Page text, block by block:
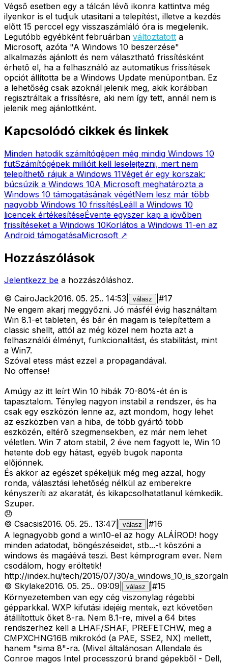
Végső esetben egy a tálcán lévő ikonra kattintva még
ilyenkor is el tudjuk utasítani a telepítést, illetve a kezdés
előtt 15 perccel egy visszaszámláló óra is megjelenik.
Legutóbb egyébként februárban változtatott a
Microsoft, azóta "A Windows 10 beszerzése"
alkalmazás ajánlott és nem választható frissítésként
érhető el, ha a felhasználó az automatikus frissítések
opciót állította be a Windows Update menüpontban. Ez
a lehetőség csak azoknál jelenik meg, akik korábban
regisztráltak a frissítésre, aki nem így tett, annál nem is
jelenik meg ajánlottként.
Kapcsolódó cikkek és linkek
Minden hatodik számítógépen még mindig Windows 10
futSzámítógépek millióit kell leselejtezni, mert nem
telepíthető rájuk a Windows 11Véget ér egy korszak:
búcsúzik a Windows 10A Microsoft meghatározta a
Windows 10 támogatásának végétNem lesz már több
nagyobb Windows 10 frissítésLeáll a Windows 10
licencek értékesítéseÉvente egyszer kap a jövőben
frissítéseket a Windows 10Korlátos a Windows 11-en az
Android támogatásaMicrosoft ↗
Hozzászólások
Jelentkezz be a hozzászóláshoz.
© CairoJack2016. 05. 25.. 14:53 válasz #17
Ne engem akarj meggyőzni. Jó másfél évig használtam
Win 8.1-et tableten, és bár én magam is telepítettem a
classic shellt, attól az még közel nem hozta azt a
felhasználói élményt, funkcionalitást, és stabilitást, mint
a Win7.
Szóval etess mást ezzel a propagandával.
No offense!
Amúgy az itt leírt Win 10 hibák 70-80%-ét én is
tapasztalom. Tényleg nagyon instabil a rendszer, és ha
csak egy eszközön lenne az, azt mondom, hogy lehet
az eszközben van a hiba, de több gyártó több
eszközén, eltérő szegmensekben, ez már nem lehet
véletlen. Win 7 atom stabil, 2 éve nem fagyott le, Win 10
hetente dob egy hátast, egyéb bugok naponta
előjönnek.
És akkor az egészet spékeljük még meg azzal, hogy
ronda, választási lehetőség nélkül az emberekre
kényszeríti az akaratát, és kikapcsolhatatlanul kémkedik.
Szuper.
😞
© Csacsis2016. 05. 25.. 13:47 válasz #16
A legnagyobb gond a win10-el az hogy ALÁÍROD! hogy
minden adatodat, böngészéseidet, stb...-t köszöni a
windows és magáévá teszi. Best kémprogram ever. Nem
csodálom, hogy eröltetik!
http://index.hu/tech/2015/07/30/
© Skylake2016. 05. 25.. 09:09 válasz #15
Környezetemben van egy cég viszonylag régebbi
gépparkkal. WXP kifutási idejéig mentek, ezt követően
átállítottuk őket 8-ra. Nem 8.1-re, mivel a 64 bites
rendszerhez kell a LHAF/SHAF, PREFETCHW, meg a
CMPXCHNG16B mikrokód (a PAE, SSE2, NX) mellett,
hanem "sima 8"-ra. (Mivel általánosan Allendale és
Conroe magos Intel processzorú brand gépekből - Dell,